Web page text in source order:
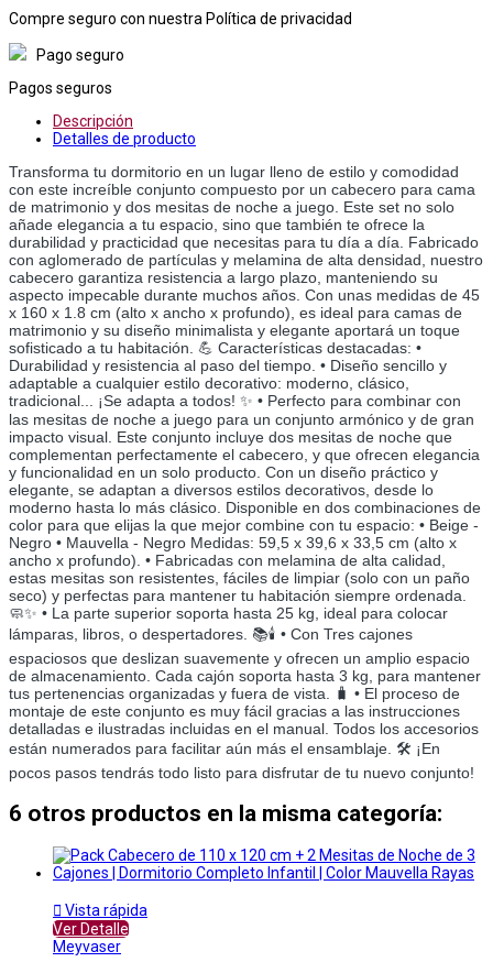
Compre seguro con nuestra Política de privacidad
Pago seguro
Pagos seguros
Descripción
Detalles de producto
Transforma tu dormitorio en un lugar lleno de estilo y comodidad
con este increíble conjunto compuesto por un cabecero para cama
de matrimonio y dos mesitas de noche a juego. Este set no solo
añade elegancia a tu espacio, sino que también te ofrece la
durabilidad y practicidad que necesitas para tu día a día. Fabricado
con aglomerado de partículas y melamina de alta densidad, nuestro
cabecero garantiza resistencia a largo plazo, manteniendo su
aspecto impecable durante muchos años. Con unas medidas de 45
x 160 x 1.8 cm (alto x ancho x profundo), es ideal para camas de
matrimonio y su diseño minimalista y elegante aportará un toque
sofisticado a tu habitación. 💪 Características destacadas: •
Durabilidad y resistencia al paso del tiempo. • Diseño sencillo y
adaptable a cualquier estilo decorativo: moderno, clásico,
tradicional... ¡Se adapta a todos! ✨ • Perfecto para combinar con
las mesitas de noche a juego para un conjunto armónico y de gran
impacto visual. Este conjunto incluye dos mesitas de noche que
complementan perfectamente el cabecero, y que ofrecen elegancia
y funcionalidad en un solo producto. Con un diseño práctico y
elegante, se adaptan a diversos estilos decorativos, desde lo
moderno hasta lo más clásico. Disponible en dos combinaciones de
color para que elijas la que mejor combine con tu espacio: • Beige -
Negro • Mauvella - Negro Medidas: 59,5 x 39,6 x 33,5 cm (alto x
ancho x profundo). • Fabricadas con melamina de alta calidad,
estas mesitas son resistentes, fáciles de limpiar (solo con un paño
seco) y perfectas para mantener tu habitación siempre ordenada.
🧼✨ • La parte superior soporta hasta 25 kg, ideal para colocar
lámparas, libros, o despertadores. 📚🕯️ • Con Tres cajones
espaciosos que deslizan suavemente y ofrecen un amplio espacio
de almacenamiento. Cada cajón soporta hasta 3 kg, para mantener
tus pertenencias organizadas y fuera de vista. 🧳 • El proceso de
montaje de este conjunto es muy fácil gracias a las instrucciones
detalladas e ilustradas incluidas en el manual. Todos los accesorios
están numerados para facilitar aún más el ensamblaje. 🛠️ ¡En
pocos pasos tendrás todo listo para disfrutar de tu nuevo conjunto!
6 otros productos en la misma categoría:
 Vista rápida
Ver Detalle
Meyvaser